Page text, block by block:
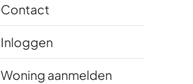
Contact
Inloggen
Woning aanmelden